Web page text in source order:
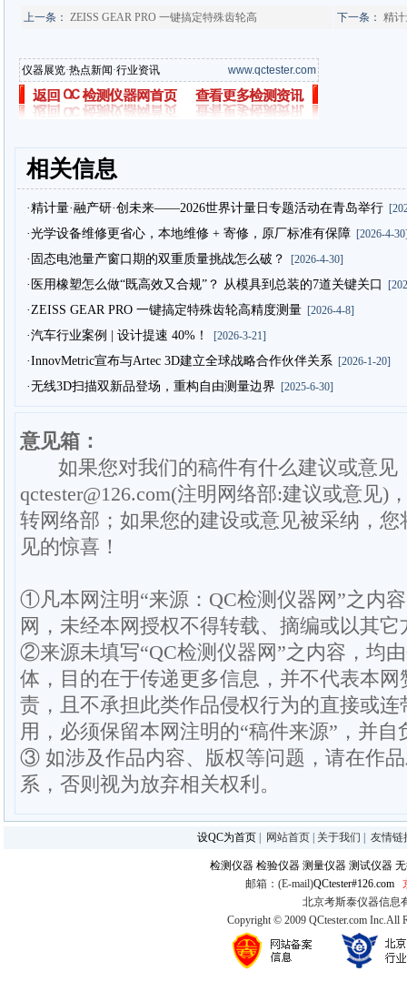
上一条： ZEISS GEAR PRO 一键搞定特殊齿轮高 下一条： 精
仪器展览·热点新闻·行业资讯 www.qctester.com
相关信息
·精计量·融产研·创未来——2026世界计量日专题活动在青岛举行
·光学设备维修更省心，本地维修 + 寄修，原厂标准有保障[2026-4-
·固态电池量产窗口期的双重质量挑战怎么破？ [2026-4-30]
·医用橡塑怎么做“既高效又合规”？ 从模具到总装的7道关键关口
·ZEISS GEAR PRO 一键搞定特殊齿轮高精度测量[2026-4-8]
·汽车行业案例 | 设计提速 40%！ [2026-3-21]
·InnovMetric宣布与Artec 3D建立全球战略合作伙伴关系[2026-1-20]
·无线3D扫描双新品登场，重构自由测量边界 [2025-6-30]
意见箱：
如果您对我们的稿件有什么建议或意见
qctester@126.com(注明网络部:建议或意见)
转网络部；如果您的建设或意见被采纳，
见的惊喜！
①凡本网注明“来源：QC检测仪器网”之内
网，未经本网授权不得转载、摘编或以其它
②来源未填写“QC检测仪器网”之内容，均
体，目的在于传递更多信息，并不代表本
责，且不承担此类作品侵权行为的直接或
用，必须保留本网注明的“稿件来源”，并
③ 如涉及作品内容、版权等问题，请在作
系，否则视为放弃相关权利。
设QC为首页 网站首页 关于我们 友情链
检测仪器 检验仪器 测量仪器 测试仪器
邮箱：(E-mail)QCtester#126.com
北京考斯泰仪器信息
Copyright © 2009 QCtester.com Inc.All